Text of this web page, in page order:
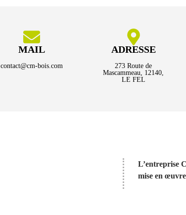
MAIL
contact@cm-bois.com
ADRESSE
273 Route de
Mascammeau, 12140,
LE FEL
L’entreprise
mise en